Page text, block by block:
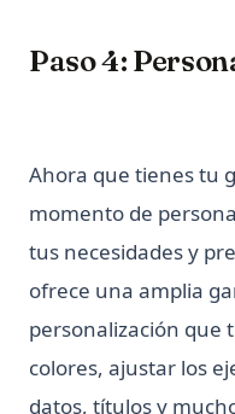
Paso 4:
Ahora que tienes tu
momento de
tus necesidades y
ofrece una amplia
personalización que
colores, ajustar los
datos, títulos y